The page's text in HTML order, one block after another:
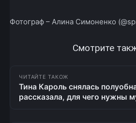
Фотограф – Алина Симоненко
Смотрите
ЧИТАЙТЕ ТАКОЖ
Тина Кароль снялась
рассказала, для чего нужны